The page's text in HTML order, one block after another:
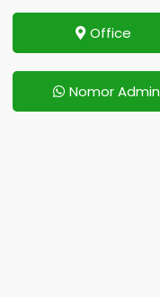
Office
Nomor Admin